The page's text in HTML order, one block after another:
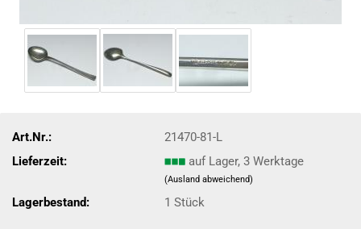
Art.Nr.:
21470-81-L
Lieferzeit:
auf Lager, 3 Werktage
(Ausland abweichend)
Lagerbestand: 1Stück